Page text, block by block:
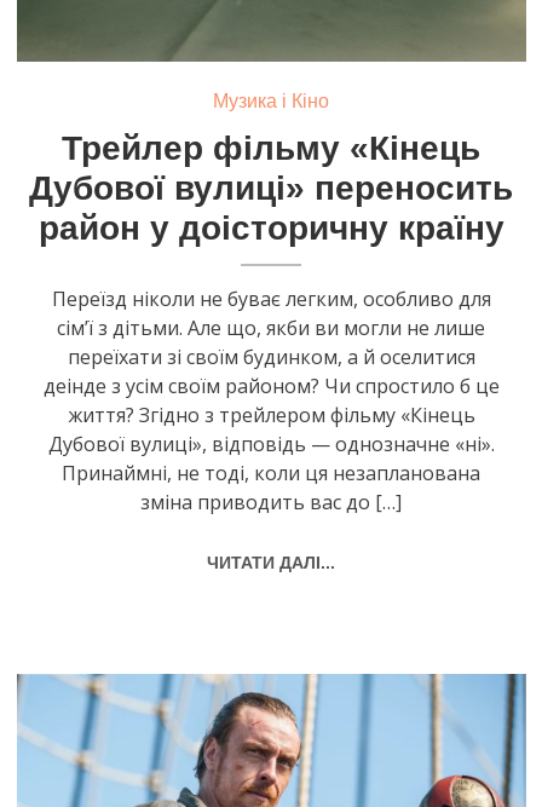
Музика і Кіно
Трейлер фільму «Кінець
Дубової вулиці» переносить
район у доісторичну країну
Переїзд ніколи не буває легким, особливо для
сім’ї з дітьми. Але що, якби ви могли не лише
переїхати зі своїм будинком, а й оселитися
деінде з усім своїм районом? Чи спростило б це
життя? Згідно з трейлером фільму «Кінець
Дубової вулиці», відповідь — однозначне «ні».
Принаймні, не тоді, коли ця незапланована
зміна приводить вас до […]
ЧИТАТИ ДАЛІ...